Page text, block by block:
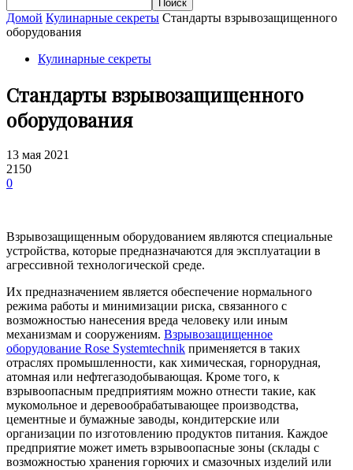
Домой Кулинарные секреты Стандарты взрывозащищенного
оборудования
Кулинарные секреты
Стандарты взрывозащищенного
оборудования
13 мая 2021
2150
0
Взрывозащищенным оборудованием являются специальные
устройства, которые предназначаются для эксплуатации в
агрессивной технологической среде.
Их предназначением является обеспечение нормального
режима работы и минимизации риска, связанного с
возможностью нанесения вреда человеку или иным
механизмам и сооружениям. Взрывозащищенное
оборудование Rose Systemtechnik применяется в таких
отраслях промышленности, как химическая, горнорудная,
атомная или нефтегазодобывающая. Кроме того, к
взрывоопасным предприятиям можно отнести такие, как
мукомольное и деревообрабатывающее производства,
цементные и бумажные заводы, кондитерские или
организации по изготовлению продуктов питания. Каждое
предприятие может иметь взрывоопасные зоны (склады с
возможностью хранения горючих и смазочных изделий или